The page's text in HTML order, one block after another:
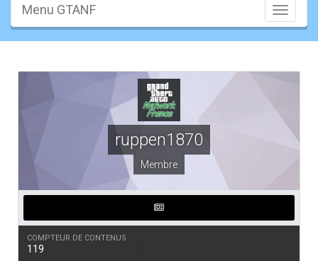
Toggle
Menu GTANF
ruppen1870
Membre
COMPTEUR DE CONTENUS
119